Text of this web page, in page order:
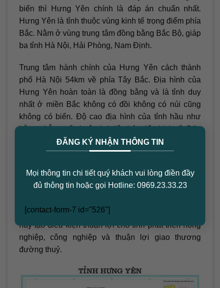
ĐĂNG KÝ NHẬN THÔNG TIN
Mọi thông tin chi tiết quý khách vui lòng điền đầy
đủ thông tin hoặc gọi Hotline: 0969.23.33.23
[contact-form-7 id="526"]
biển thì Hưng Yên chính là đáp án chuẩn nhất.
Hưng Yên là tỉnh thuộc vùng kinh tế trọng điểm phía
Bắc. Nằm ở vùng trung tâm đồng bằng Bắc Bộ, giáp
ba tỉnh Hà Nội, Hải Phòng, Nam Định.
Trung tâm hành chính của Hưng Yên cách thành
phố Hà Nội 54km về phía Tây Bắc. Địa hình của
Hưng Yên hoàn toàn là đồng bằng và là tỉnh duy
nhất ở miền Bắc không có đồi không có núi cũng
không có biển. Độ cao địa hình của tỉnh hầu như
bằng phẳng, rất thuận lợi để phát triển kinh tế. Đặc
biệt là phát triển ngành nông nghiệp.
thống 3 sông lớn gồm sông Hồng, sông Đuống,
sông Luộc. Cùng các sông nội địa như sông Cửu
sông Nghĩa Trụ, sông Kim Sơn… Yếu tố tự nhiên
này tạo điều kiện thuận lợi cho tỉnh phát triển nông
nghiệp, công nghiệp và thuận lợi giao thương
đường thuỷ.